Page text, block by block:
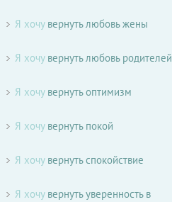
Я хочувернуть любовь жены
Я хочувернуть любовь родителей
Я хочувернуть оптимизм
Я хочувернуть покой
Я хочувернуть спокойствие
Я хочувернуть уверенность в